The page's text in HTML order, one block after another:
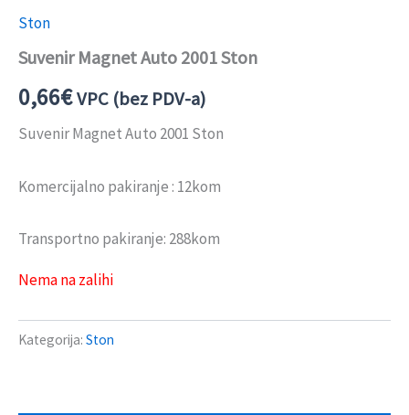
Ston
Suvenir Magnet Auto 2001 Ston
0,66€VPC (bez PDV-a)
Suvenir Magnet Auto 2001 Ston
Komercijalno pakiranje : 12kom
Transportno pakiranje: 288kom
Nema na zalihi
Kategorija: Ston